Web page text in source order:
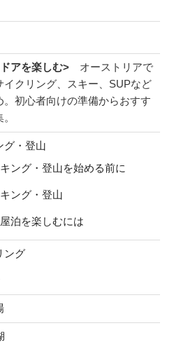
アを楽しむ> オーストリアで
クリング、スキー、SUPなど
初心者向けの準備からおすす
グ・登山
ング・登山を始める前に
ング・登山
泊を楽しむには
ング